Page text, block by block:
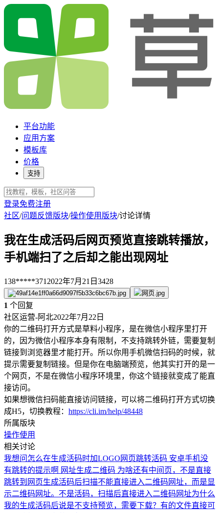
平台功能
应用方案
模板库
价格
支持
登录免费注册
社区/问题反馈版块/操作使用版块/讨论详情
我在生成活码后网页预览直接跳转播放，
手机端扫了之后却之能出现网址
138*****371 2022年7月21日 3428
1 个回复
社区运营-阿北2022年7月22日
你的二维码打开方式是草料小程序，是在微信小程序里打开
的，因为微信小程序本身有限制，不支持跳转外链，需要复制
链接到浏览器里才能打开。所以你用手机微信扫码的时候，就
提示需要复制链接。但是你在电脑端预览，他其实打开的是一
个网页，不是在微信小程序环境里，你这个链接就变成了能直
接访问。
如果想微信扫码能直接访问链接，可以将二维码打开方式切换
成H5，切换教程： https://cli.im/help/48448
所属版块
操作使用
相关讨论
我想问怎么在生成活码时加LOGO 网页跳转活码 安卓手机没
有跳转的提示啊 网址生成二维码 为啥还有中间页，不是直接
跳转到网页生成活码后扫描不能直接进入二维码网址，而是显
示二维码网址。不是活码，扫描后直接进入二维码网址为什么
我的生成活码后说是不支持预览，需要下载？有的文件直接可